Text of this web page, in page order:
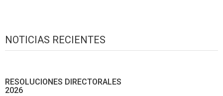
NOTICIAS RECIENTES
RESOLUCIONES DIRECTORALES
2026